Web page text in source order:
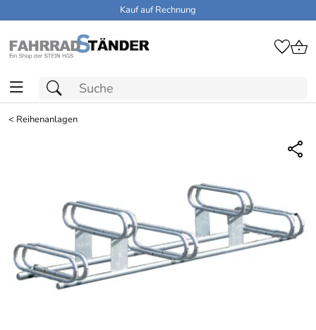
Kauf auf Rechnung
< Reihenanlagen